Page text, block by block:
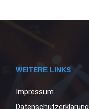
WEITERE LINKS
Impressum